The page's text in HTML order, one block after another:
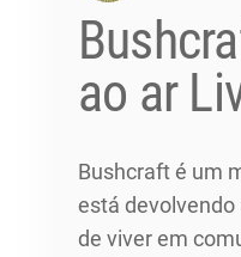
ao ar
Bushcraft é um
está devolvendo
de viver em